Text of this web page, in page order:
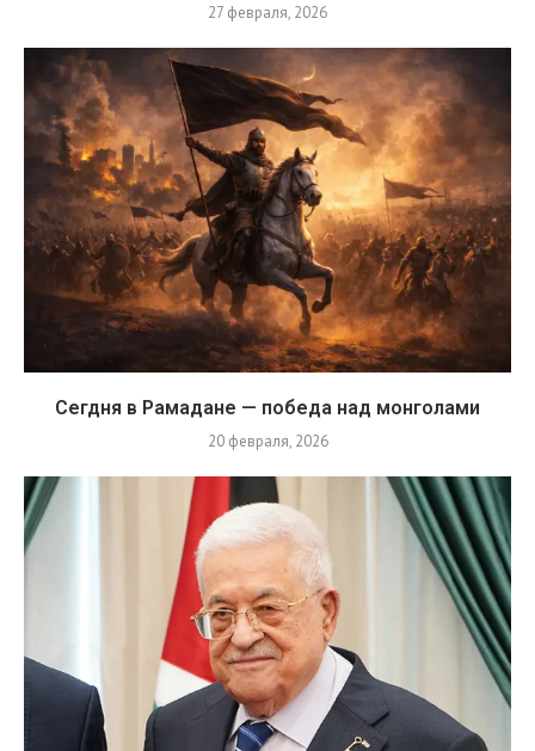
27 февраля, 2026
Сегдня в Рамадане — победа над монголами
20 февраля, 2026